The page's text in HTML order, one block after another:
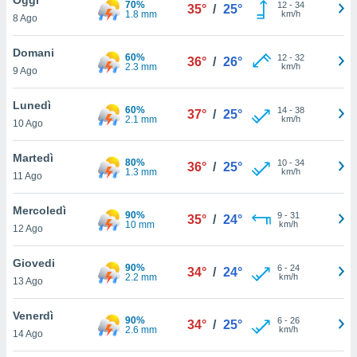
è
al sito
di
ci
di
il
un
la
nella
8 Ago
70%
1.8 mm
35° / 25° 12- 34
km/h
Domani
9 Ago
60%
2.3 mm
36° / 26° 12- 32
km/h
Lunedì
10 Ago
60%
2.1 mm
37° / 25° 14- 38
km/h
Martedì
11 Ago
80%
1.3 mm
36° / 25° 10- 34
km/h
Mercoledì
12 Ago
90%
10 mm
35° / 24° 9- 31
km/h
Giovedi
13 Ago
90%
2.2 mm
34° / 24° 6- 24
km/h
Venerdì
14 Ago
90%
2.6 mm
34° / 25° 6- 26
km/h